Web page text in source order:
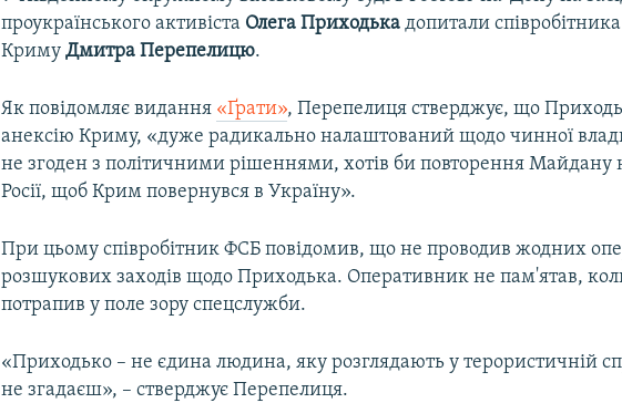
проукраїнського активіста Олега Приходька допитали співробітника
КримуДмитра Перепелицю.
Як повідомляє видання «Ґрати», Перепелиця стверджує, що
анексію Криму, «дуже радикально налаштований щодо чинної
не згоден з політичними рішеннями, хотів би повторення Майдану
Росії, щоб Крим повернувся в Україну».
При цьому співробітник ФСБ повідомив, що не проводив жодних
розшукових заходів щодо Приходька. Оперативник не пам'ятав,
потрапив у поле зору спецслужби.
«Приходько – не єдина людина, яку розглядають у терористичній
не згадаєш», – стверджує Перепелиця.